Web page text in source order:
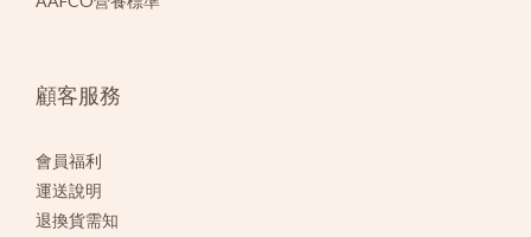
顧客服務
會員福利
運送說明
退換貨需知